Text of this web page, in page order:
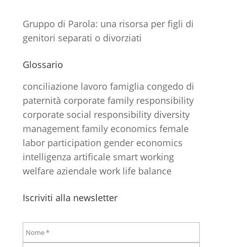
Gruppo di Parola: una risorsa per figli di
genitori separati o divorziati
Glossario
conciliazione lavoro famiglia congedo di
paternità corporate family responsibility
corporate social responsibility diversity
management family economics female
labor participation gender economics
intelligenza artificale smart working
welfare aziendale work life balance
Iscriviti alla newsletter